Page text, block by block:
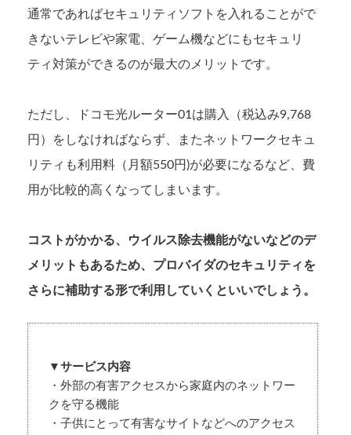
通常であればセキュリティソフトを入れることがで
きないテレビや家電、ゲーム機などにもセキュリ
ティ対策ができるのが最大のメリットです。
ただし、ドコモ光ルーター01は購入（税込み9,768
円）をしなければならず、またネットワークセキュ
リティも利用料（月額550円)が必要になるなど、費
用が比較的高くなってしまいます。
コストがかかる、ウイルス除去機能がないなどのデ
メリットもあるため、プロバイダのセキュリティを
さらに補助する形で利用していくといいでしょう。
▼サービス内容
・外部の有害アクセスから家庭内のネットワー
クを守る機能
・子供にとって有害なサイトなどへのアクセス